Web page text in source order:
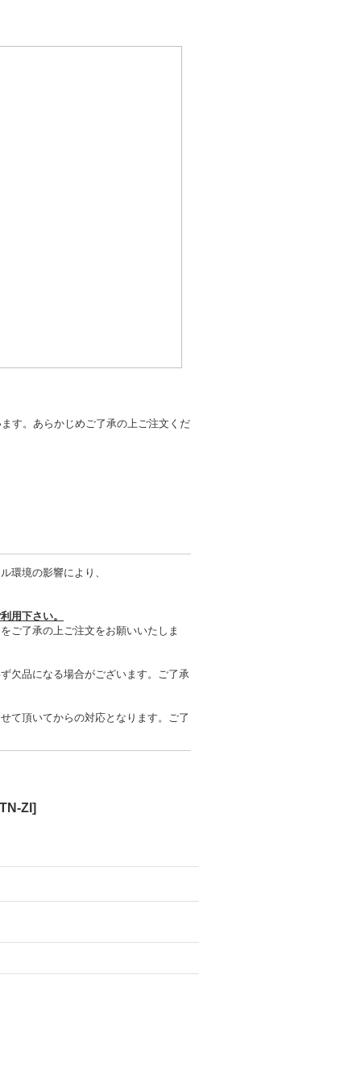
す。あらかじめご了承の上ご注文くだ
環境の影響により、
用下さい。
ご了承の上ご注文をお願いいたしま
欠品になる場合がございます。ご了承
て頂いてからの対応となります。ご了
ZI ]